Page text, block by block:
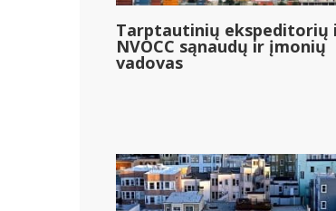
Tarptautinių ekspeditorių
NVOCC sąnaudų ir įmonių
vadovas